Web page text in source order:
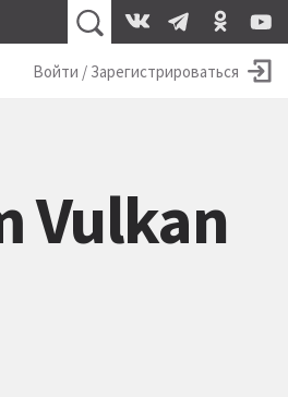
Войти / Зарегистрироваться
Vulkan